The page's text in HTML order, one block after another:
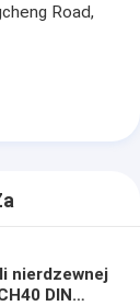
Road,
nierdzewnej
DIN